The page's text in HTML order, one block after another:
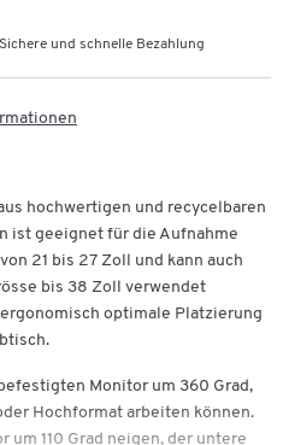
Sichere und schnelle Bezahlung
hochwertigen und recycelbaren
ist geeignet für die Aufnahme
21 bis 27 Zoll und kann auch
bis 38 Zoll verwendet
optimale Platzierung
Monitor um 360 Grad,
Hochformat arbeiten können.
110 Grad neigen, der untere